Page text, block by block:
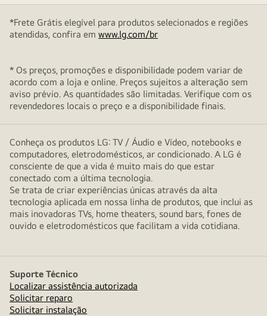
*Frete Grátis elegível para produtos selecionados e regiões
atendidas, confira em www.lg.com/br
* Os preços, promoções e disponibilidade podem variar de
acordo com a loja e online. Preços sujeitos a alteração sem
aviso prévio. As quantidades são limitadas. Verifique com os
revendedores locais o preço e a disponibilidade finais.
Conheça os produtos LG: TV / Áudio e Vídeo, notebooks e
computadores, eletrodomésticos, ar condicionado. A LG é
consciente de que a vida é muito mais do que estar
conectado com a última tecnologia.
Se trata de criar experiências únicas através da alta
tecnologia aplicada em nossa linha de produtos, que inclui as
mais inovadoras TVs, home theaters, sound bars, fones de
ouvido e eletrodomésticos que facilitam a vida cotidiana.
Suporte Técnico
Localizar assistência autorizada
Solicitar reparo
Solicitar instalação